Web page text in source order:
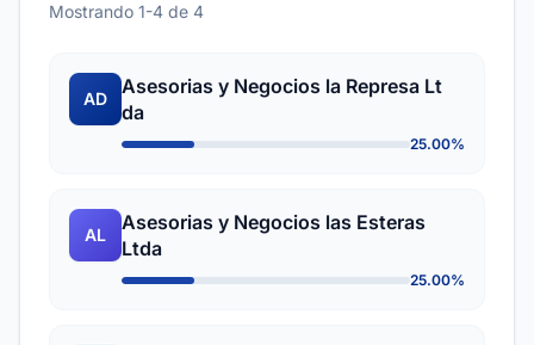
Mostrando 1-4 de 4
AD
Asesorias y Negocios la Represa Lt
da
25.00%
AL
Asesorias y Negocios las Esteras
Ltda
25.00%